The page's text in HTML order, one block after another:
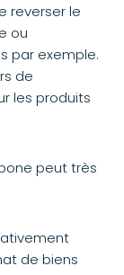
reverser le
ou
par exemple.
de
les produits
peut très
de biens